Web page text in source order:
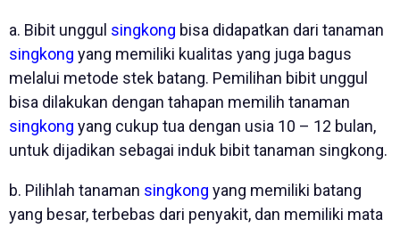
a. Bibit unggul singkong bisa didapatkan dari tanaman
singkong yang memiliki kualitas yang juga bagus
melalui metode stek batang. Pemilihan bibit unggul
bisa dilakukan dengan tahapan memilih tanaman
singkong yang cukup tua dengan usia 10 – 12 bulan,
untuk dijadikan sebagai induk bibit tanaman singkong.
b. Pilihlah tanaman singkong yang memiliki batang
yang besar, terbebas dari penyakit, dan memiliki mata